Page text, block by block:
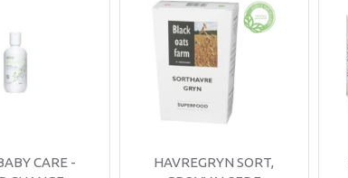
CARE -
HAVREGRYN SORT,